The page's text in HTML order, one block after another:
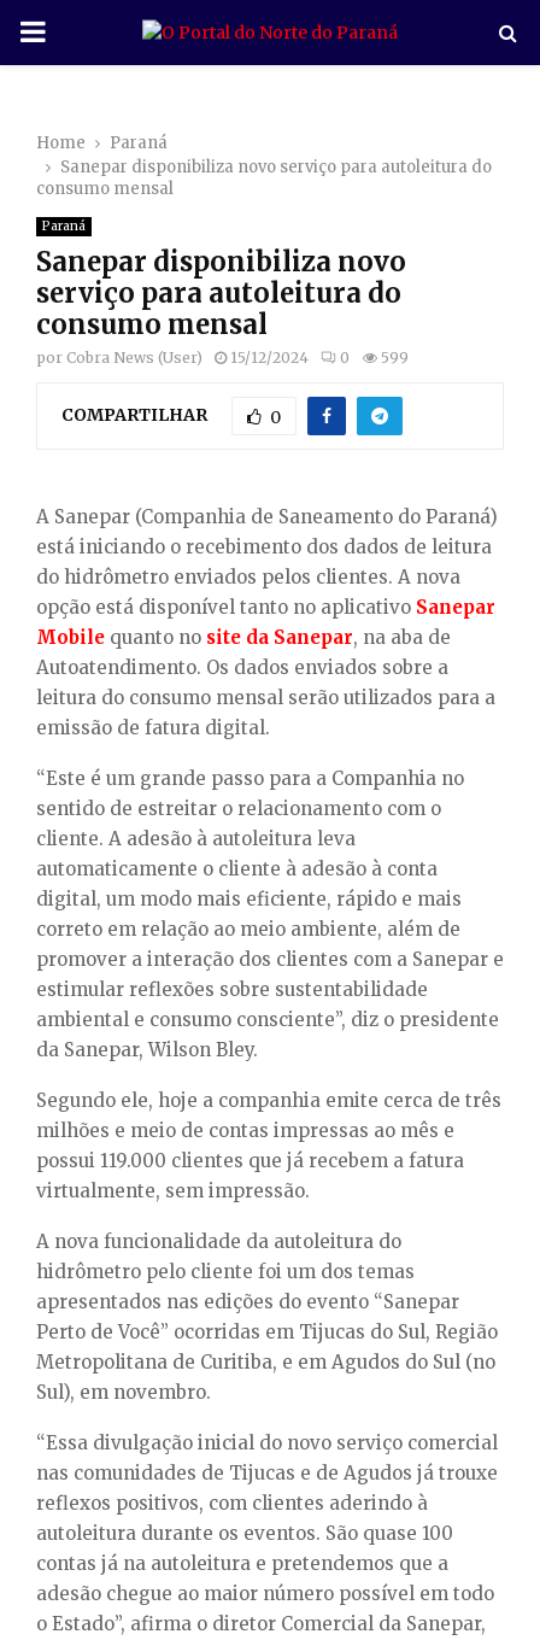
P
M
A
R
E
N
U
Home
Paraná
Sanepar disponibiliza novo serviço para autoleitura do
consumo mensal
Paraná
Sanepar disponibiliza novo
serviço para autoleitura do
consumo mensal
por Cobra News (User) 15/12/2024 0 599
COMPARTILHAR 0
A Sanepar (Companhia de Saneamento do Paraná)
está iniciando o recebimento dos dados de leitura
do hidrômetro enviados pelos clientes. A nova
opção está disponível tanto no aplicativo Sanepar
Mobile quanto no site da Sanepar, na aba de
Autoatendimento. Os dados enviados sobre a
leitura do consumo mensal serão utilizados para a
emissão de fatura digital.
“Este é um grande passo para a Companhia no
sentido de estreitar o relacionamento com o
cliente. A adesão à autoleitura leva
automaticamente o cliente à adesão à conta
digital, um modo mais eficiente, rápido e mais
correto em relação ao meio ambiente, além de
promover a interação dos clientes com a Sanepar e
estimular reflexões sobre sustentabilidade
ambiental e consumo consciente”, diz o presidente
da Sanepar, Wilson Bley.
Segundo ele, hoje a companhia emite cerca de três
milhões e meio de contas impressas ao mês e
possui 119.000 clientes que já recebem a fatura
virtualmente, sem impressão.
A nova funcionalidade da autoleitura do
hidrômetro pelo cliente foi um dos temas
apresentados nas edições do evento “Sanepar
Perto de Você” ocorridas em Tijucas do Sul, Região
Metropolitana de Curitiba, e em Agudos do Sul (no
Sul), em novembro.
“Essa divulgação inicial do novo serviço comercial
nas comunidades de Tijucas e de Agudos já trouxe
reflexos positivos, com clientes aderindo à
autoleitura durante os eventos. São quase 100
contas já na autoleitura e pretendemos que a
adesão chegue ao maior número possível em todo
o Estado”, afirma o diretor Comercial da Sanepar,